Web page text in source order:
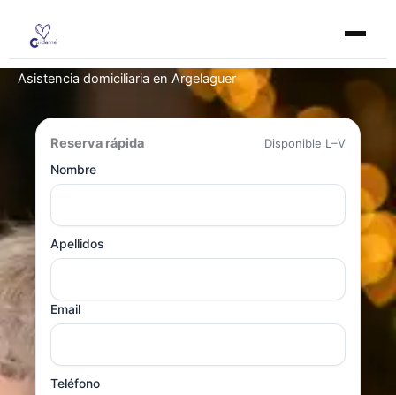
contenido
Asistencia domiciliaria en Argelaguer
Reserva rápida
Disponible L–V
Nombre
Apellidos
Email
Teléfono